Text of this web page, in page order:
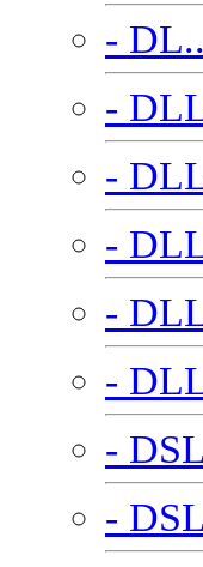
-
-
-
-
-
-
-
-